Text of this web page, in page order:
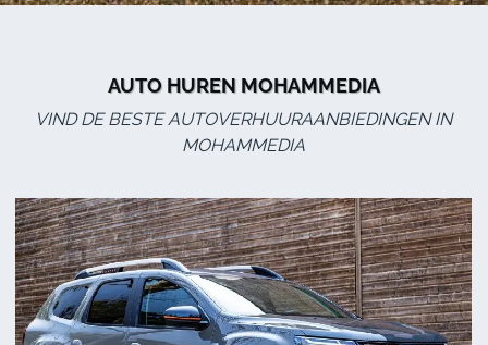
AUTO HUREN MOHAMMEDIA
VIND DE BESTE AUTOVERHUURAANBIEDINGEN IN
MOHAMMEDIA